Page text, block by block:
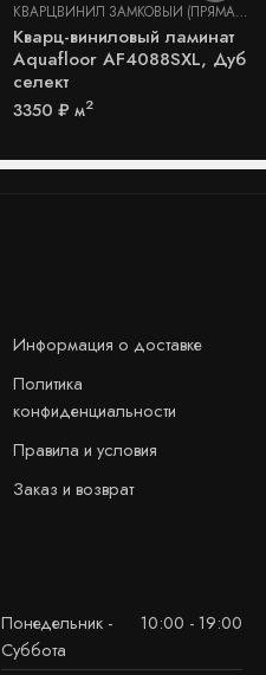
КВАРЦВИНИЛ ЗАМКОВЫЙ (ПРЯМАЯ УКЛАДКА)
Кварц-виниловый ламинат
Aquafloor AF4088SXL, Дуб
селект
3350 ₽ м2
Информация о доставке
Политика
конфиденциальности
Правила и условия
Заказ и возврат
Понедельник -
Суббота
10:00 - 19:00